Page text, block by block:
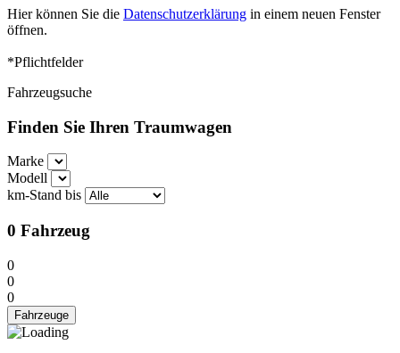
Hier können Sie die Datenschutzerklärung in einem neuen Fenster
öffnen.
*Pflichtfelder
Fahrzeugsuche
Finden Sie Ihren Traumwagen
Marke
Modell
km-Stand bis
0 Fahrzeug
0
0
0
Fahrzeuge